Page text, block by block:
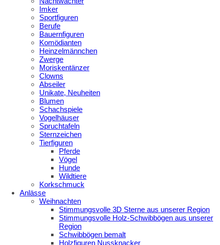
Imker
Sportfiguren
Berufe
Bauernfiguren
Komödianten
Heinzelmännchen
Zwerge
Moriskentänzer
Clowns
Abseiler
Unikate, Neuheiten
Blumen
Schachspiele
Vogelhäuser
Spruchtafeln
Sternzeichen
Tierfiguren
Pferde
Vögel
Hunde
Wildtiere
Korkschmuck
Anlässe
Weihnachten
Stimmungsvolle 3D Sterne aus unserer Region
Stimmungsvolle Holz-Schwibbögen aus unserer
Region
Schwibbögen bemalt
Holzfiguren Nussknacker